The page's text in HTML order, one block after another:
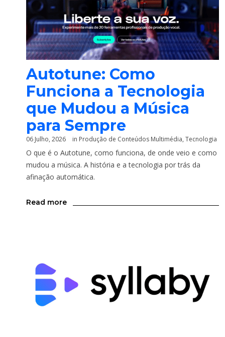
Autotune: Como
Funciona a Tecnologia
que Mudou a Música
para Sempre
06 Julho, 2026 in Produção de Conteúdos Multimédia, Tecnologia
O que é o Autotune, como funciona, de onde veio e como
mudou a música. A história e a tecnologia por trás da
afinação automática.
Read more